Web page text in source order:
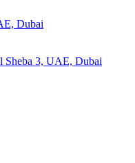
Dubai
Sheba 3, UAE, Dubai